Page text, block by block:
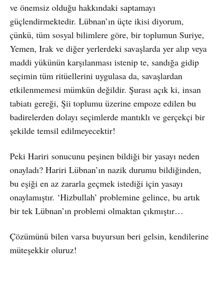
ve önemsiz olduğu hakkındaki saptamayı
güçlendirmektedir. Lübnan’ın üçte ikisi diyorum,
çünkü, tüm sosyal bilimlere göre, bir toplumun Suriye,
Yemen, Irak ve diğer yerlerdeki savaşlarda yer alıp veya
maddi yükünün karşılanması istenip te, sandığa gidip
seçimin tüm ritüellerini uygulasa da, savaşlardan
etkilenmemesi mümkün değildir. Şurası açık ki, insan
tabiatı gereği, Şii toplumu üzerine empoze edilen bu
badirelerden dolayı seçimlerde mantıklı ve gerçekçi bir
şekilde temsil edilmeyecektir!
Peki Hariri sonucunu peşinen bildiği bir yasayı neden
onayladı? Hariri Lübnan’ın nazik durumu bildiğinden,
bu eşiği en az zararla geçmek istediği için yasayı
onaylamıştır. ‘Hizbullah’ problemine gelince, bu artık
bir tek Lübnan’ın problemi olmaktan çıkmıştır…
Çözümünü bilen varsa buyursun beri gelsin, kendilerine
müteşekkir oluruz!